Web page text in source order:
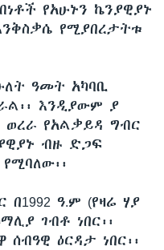
የአሁኑን ኬንያዊያኑ
የሚያበረታትቱ
ዓመት አካባቢ
እንዲያውም ያ
የአልቃይዳ ግብር
ብዙ ድጋፍ
ዓ.ም (የዛሬ ሃያ
ገብቶ ነበር፡፡
ዕርዳታ ነበር፡፡